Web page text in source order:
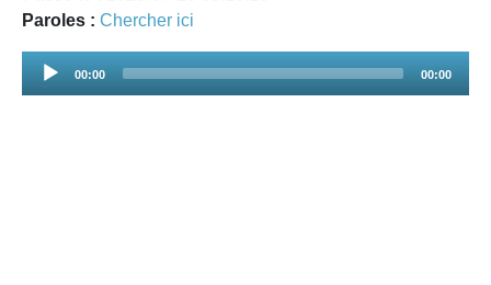
Paroles : Chercher ici
Audio
00:00 00:00